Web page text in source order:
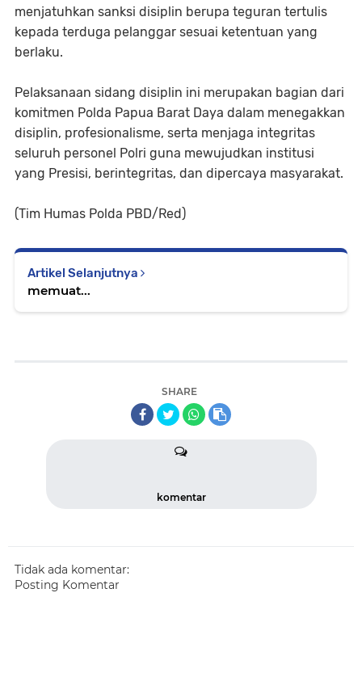
menjatuhkan sanksi disiplin berupa teguran tertulis
kepada terduga pelanggar sesuai ketentuan yang
berlaku.
Pelaksanaan sidang disiplin ini merupakan bagian dari
komitmen Polda Papua Barat Daya dalam menegakkan
disiplin, profesionalisme, serta menjaga integritas
seluruh personel Polri guna mewujudkan institusi
yang Presisi, berintegritas, dan dipercaya masyarakat.
(Tim Humas Polda PBD/Red)
Artikel Selanjutnya
memuat...
SHARE
komentar
Tidak ada komentar:
Posting Komentar